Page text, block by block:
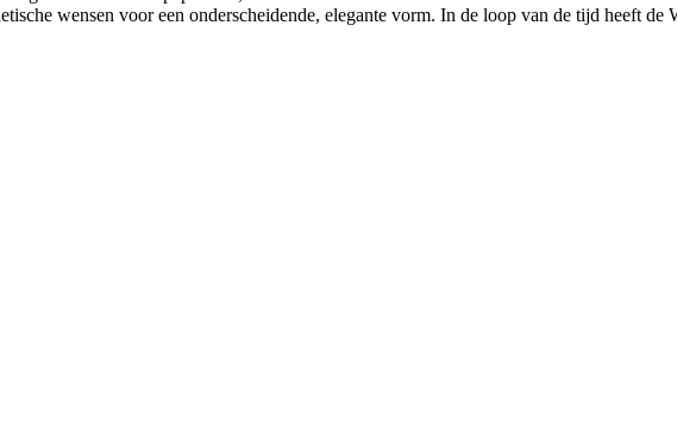
wensen voor een onderscheidende, elegante vorm. In de loop van de tijd heeft de